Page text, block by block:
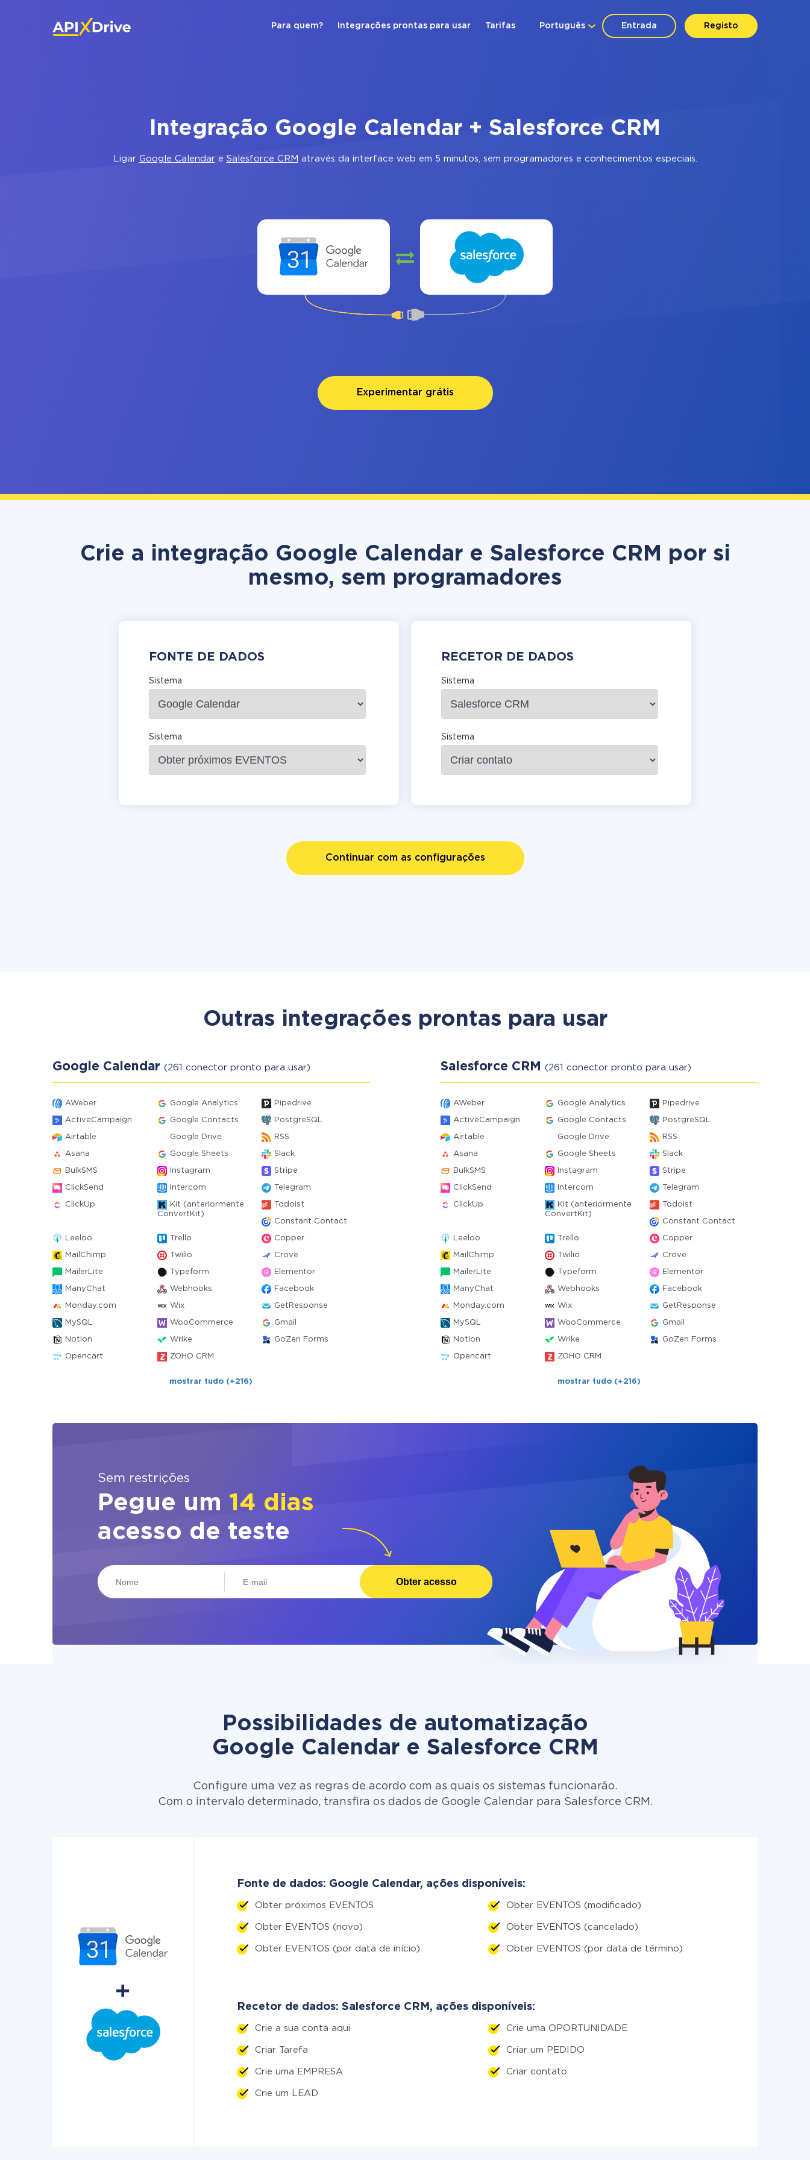
Entrada Registo
Português
Para quem? Integrações prontas para usar Tarifas
Integração Google Calendar + Salesforce CRM
Ligar Google Calendare Salesforce CRM através da interface web em 5 minutos, sem programadores e conhecimentos especiais.
Experimentar grátis
Crie a integração Google Calendar e Salesforce CRM por si
mesmo, sem programadores
FONTE DE DADOS
Sistema
Sistema
RECETOR DE DADOS
Sistema
Sistema
Continuar com as configurações
Outras integrações prontas para usar
Google Calendar (261 conector pronto para usar)
AWeber Google Analytics Pipedrive
ActiveCampaign Google Contacts PostgreSQL
Airtable Google Drive RSS
Asana Google Sheets Slack
BulkSMS Instagram Stripe
ClickSend Intercom Telegram
ClickUp
Kit (anteriormente
ConvertKit)
Todoist
Constant Contact
Leeloo Trello Copper
MailChimp Twilio Crove
MailerLite Typeform Elementor
ManyChat Webhooks Facebook
Monday.com Wix GetResponse
MySQL WooCommerce Gmail
Notion Wrike GoZen Forms
Opencart ZOHO CRM
mostrar tudo (+216)
Salesforce CRM (261 conector pronto para usar)
AWeber Google Analytics Pipedrive
ActiveCampaign Google Contacts PostgreSQL
Airtable Google Drive RSS
Asana Google Sheets Slack
BulkSMS Instagram Stripe
ClickSend Intercom Telegram
ClickUp
Kit (anteriormente
ConvertKit)
Todoist
Constant Contact
Leeloo Trello Copper
MailChimp Twilio Crove
MailerLite Typeform Elementor
ManyChat Webhooks Facebook
Monday.com Wix GetResponse
MySQL WooCommerce Gmail
Notion Wrike GoZen Forms
Opencart ZOHO CRM
mostrar tudo (+216)
Sem restrições
Pegue um 14 dias
acesso de teste
Obter acesso
Possibilidades de automatização
Google Calendar e Salesforce CRM
Configure uma vez as regras de acordo com as quais os sistemas funcionarão.
Com o intervalo determinado, transfira os dados de Google Calendar para Salesforce CRM.
Fonte de dados: Google Calendar, ações disponíveis:
Obter próximos EVENTOS Obter EVENTOS (modificado)
Obter EVENTOS (novo) Obter EVENTOS (cancelado)
Obter EVENTOS (por data de início) Obter EVENTOS (por data de término)
Recetor de dados: Salesforce CRM, ações disponíveis:
Crie a sua conta aqui Crie uma OPORTUNIDADE
Criar Tarefa Criar um PEDIDO
Crie uma EMPRESA Criar contato
Crie um LEAD